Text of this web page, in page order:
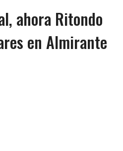
ahora Ritondo
en Almirante